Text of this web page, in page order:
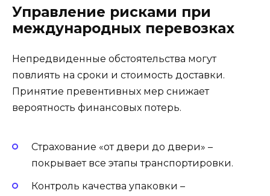
Управление рисками при
международных перевозках
Непредвиденные обстоятельства могут
повлиять на сроки и стоимость доставки.
Принятие превентивных мер снижает
вероятность финансовых потерь.
Страхование «от двери до двери» –
покрывает все этапы транспортировки.
Контроль качества упаковки –